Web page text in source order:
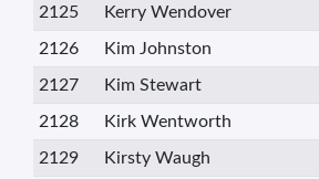
2125 Kerry Wendover
2126 Kim Johnston
2127 Kim Stewart
2128 Kirk Wentworth
2129 Kirsty Waugh